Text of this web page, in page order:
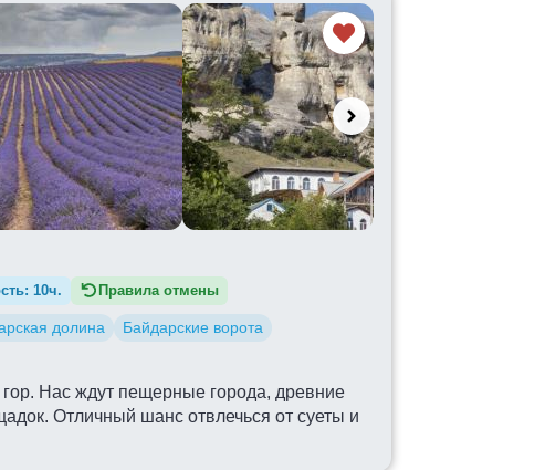
10ч. Правила отмены
долина
Байдарские ворота
Нас ждут пещерные города, древние
Отличный шанс отвлечься от суеты и